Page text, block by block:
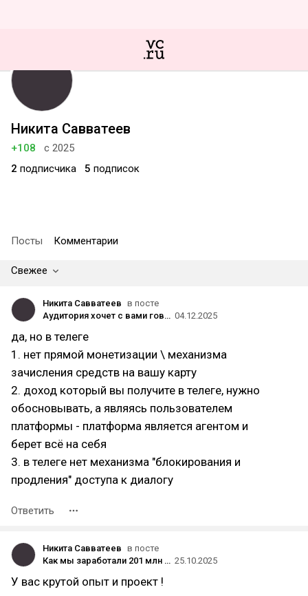
Никита Савватеев
+108
с 2025
2 подписчика 5 подписок
Посты Комментарии
Свежее
Никита Савватеев в посте
Аудитория хочет с вами говорить. Пора начать на этом зарабатывать 04.12.2025
да, но в телеге
1. нет прямой монетизации \ механизма
зачисления средств на вашу карту
2. доход который вы получите в телеге, нужно
обосновывать, а являясь пользователем
платформы - платформа является агентом и
берет всё на себя
3. в телеге нет механизма "блокирования и
продления" доступа к диалогу
Ответить
Никита Савватеев в посте
Как мы заработали 201 млн рублей на распознавании документов для банков 25.10.2025
У вас крутой опыт и проект !